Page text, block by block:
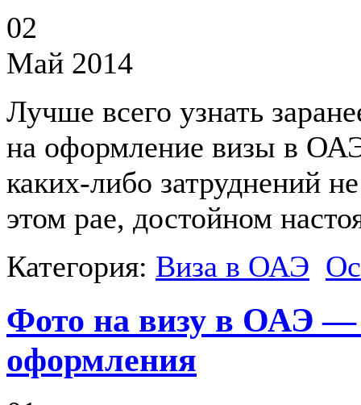
02
Май 2014
Лучше всего узнать
на оформление визы в
каких-либо затруднений
этом рае, достойном
Категория: Виза в ОАЭ
Фото на визу в ОАЭ —
оформления